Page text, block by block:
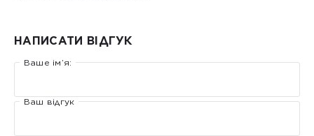
НАПИСАТИ ВІДГУК
Ваше ім’я:
Ваш відгук